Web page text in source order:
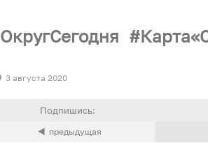
ОкругСегодня
3 августа 2020